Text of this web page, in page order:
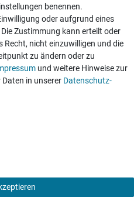
benennen.
oder aufgrund eines
Zustimmung kann erteilt oder
Recht, nicht einzuwilligen und die
zu ändern oder zu
und weitere Hinweise zur
in unserer Daten­schutz­